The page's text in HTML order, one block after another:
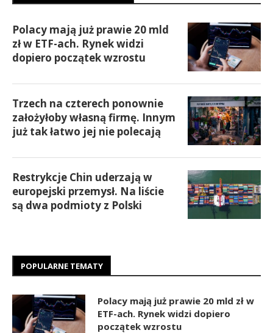
Polacy mają już prawie 20 mld
zł w ETF-ach. Rynek widzi
dopiero początek wzrostu
Trzech na czterech ponownie
założyłoby własną firmę. Innym
już tak łatwo jej nie polecają
Restrykcje Chin uderzają w
europejski przemysł. Na liście
są dwa podmioty z Polski
POPULARNE TEMATY
Polacy mają już prawie 20 mld zł w
ETF-ach. Rynek widzi dopiero
początek wzrostu